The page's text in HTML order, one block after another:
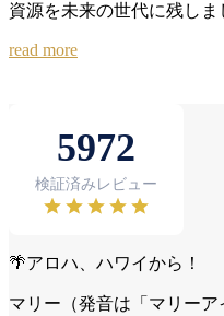
資源を未来の世代に残しま
read more
🌴アロハ、ハワイから！
マリー（発音は「マリーア